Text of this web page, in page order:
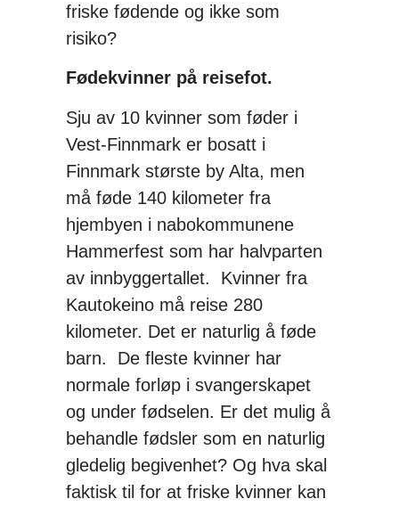
friske fødende og ikke som
risiko?
Fødekvinner på reisefot.
Sju av 10 kvinner som føder i
Vest-Finnmark er bosatt i
Finnmark største by Alta, men
må føde 140 kilometer fra
hjembyen i nabokommunene
Hammerfest som har halvparten
av innbyggertallet. Kvinner fra
Kautokeino må reise 280
kilometer. Det er naturlig å føde
barn. De fleste kvinner har
normale forløp i svangerskapet
og under fødselen. Er det mulig å
behandle fødsler som en naturlig
gledelig begivenhet? Og hva skal
faktisk til for at friske kvinner kan